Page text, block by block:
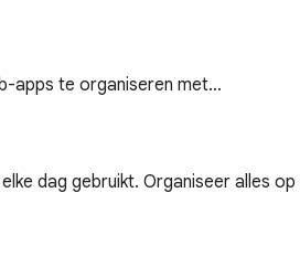
apps te organiseren met…
dag gebruikt. Organiseer alles op